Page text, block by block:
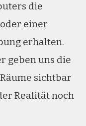
die
einer
erhalten.
geben uns die
sichtbar
Realität noch